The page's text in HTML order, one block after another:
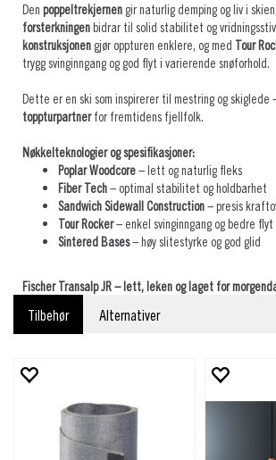
Den poppeltrekjernen gir naturlig demping og liv i
forsterkningenbidrar til solid stabilitet og
konstruksjonen gjør oppturen enklere, og med Tour
trygg svinginngang og god flyt i varierende snøforhold.
Dette er en ski som inspirerer til mestring og skiglede
toppturpartnerfor fremtidens fjellfolk.
Nøkkelteknologier og spesifikasjoner:
Poplar Woodcore– lett og naturlig fleks
Fiber Tech– optimal stabilitet og holdbarhet
Sandwich Sidewall Construction– presis
Tour Rocker– enkel svinginngang og bedre flyt
Sintered Bases– høy slitestyrke og god glid
Fischer Transalp JR – lett, leken og laget for
Tilbehør Alternativer